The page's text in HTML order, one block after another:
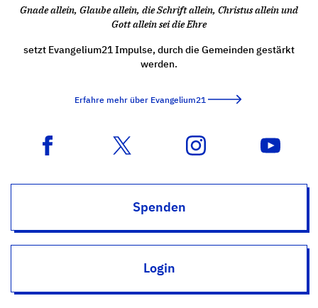
Gnade allein, Glaube allein, die Schrift allein, Christus allein und
Gott allein sei die Ehre
setzt Evangelium21 Impulse, durch die Gemeinden gestärkt
werden.
Erfahre mehr über Evangelium21
Spenden
Login